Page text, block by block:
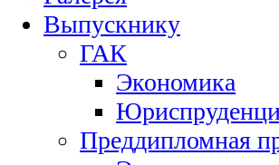
Выпускнику
ГАК
Экономика
Преддипломная